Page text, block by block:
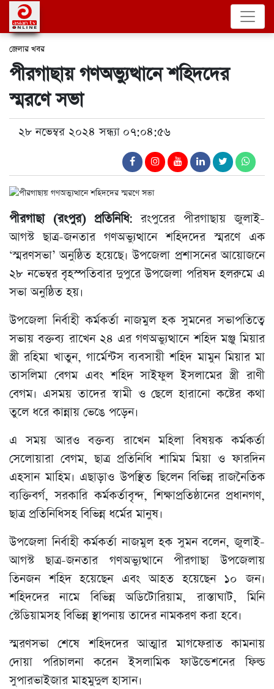
জেলার খবর
পীরগাছায় গণঅভ্যুত্থানে শহিদদের
স্মরণে সভা
২৮ নভেম্বর ২০২৪ সন্ধ্যা ০৭:০৪:৫৬
পীরগাছা (রংপুর) প্রতিনিধি: রংপুরের পীরগাছায় জুলাই-
আগস্ট ছাত্র-জনতার গণঅভ্যুত্থানে শহিদদের স্মরণে এক
‘স্মরণসভা’ অনুষ্ঠিত হয়েছে। উপজেলা প্রশাসনের আয়োজনে
২৮ নভেম্বর বৃহস্পতিবার দুপুরে উপজেলা পরিষদ হলরুমে এ
সভা অনুষ্ঠিত হয়।
উপজেলা নির্বাহী কর্মকর্তা নাজমুল হক সুমনের সভাপতিত্বে
সভায় বক্তব্য রাখেন ২৪ এর গণঅভ্যুত্থানে শহিদ মঞ্জু মিয়ার
স্ত্রী রহিমা খাতুন, গার্মেন্টস ব্যবসায়ী শহিদ মামুন মিয়ার মা
তাসলিমা বেগম এবং শহিদ সাইফুল ইসলামের স্ত্রী রাণী
বেগম। এসময় তাদের স্বামী ও ছেলে হারানো কষ্টের কথা
তুলে ধরে কান্নায় ভেঙে পড়েন।
এ সময় আরও বক্তব্য রাখেন মহিলা বিষয়ক কর্মকর্তা
সেলোয়ারা বেগম, ছাত্র প্রতিনিধি শামিম মিয়া ও ফারদিন
এহসান মাহিম। এছাড়াও উপস্থিত ছিলেন বিভিন্ন রাজনৈতিক
ব্যক্তিবর্গ, সরকারি কর্মকর্তাবৃন্দ, শিক্ষাপ্রতিষ্ঠানের প্রধানগণ,
ছাত্র প্রতিনিধিসহ বিভিন্ন ধর্মের মানুষ।
উপজেলা নির্বাহী কর্মকর্তা নাজমুল হক সুমন বলেন, জুলাই-
আগস্ট ছাত্র-জনতার গণঅভ্যুত্থানে পীরগাছা উপজেলায়
তিনজন শহিদ হয়েছেন এবং আহত হয়েছেন ১০ জন।
শহিদদের নামে বিভিন্ন অডিটোরিয়াম, রাস্তাঘাট, মিনি
স্টেডিয়ামসহ বিভিন্ন স্থাপনায় তাদের নামকরণ করা হবে।
স্মরণসভা শেষে শহিদদের আত্মার মাগফেরাত কামনায়
দোয়া পরিচালনা করেন ইসলামিক ফাউন্ডেশনের ফিল্ড
সুপারভাইজার মাহমুদুল হাসান।